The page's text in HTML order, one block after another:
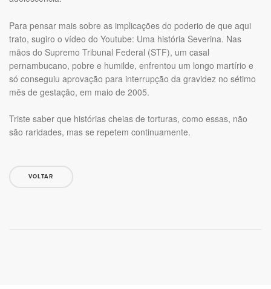
Para pensar mais sobre as implicações do poderio de que aqui
trato, sugiro o vídeo do Youtube: Uma história Severina. Nas
mãos do Supremo Tribunal Federal (STF), um casal
pernambucano, pobre e humilde, enfrentou um longo martírio e
só conseguiu aprovação para interrupção da gravidez no sétimo
mês de gestação, em maio de 2005.
Triste saber que histórias cheias de torturas, como essas, não
são raridades, mas se repetem continuamente.
VOLTAR